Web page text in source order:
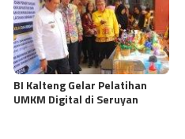
BI Kalteng Gelar Pelatihan
UMKM Digital di Seruyan